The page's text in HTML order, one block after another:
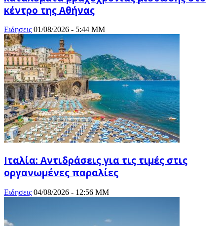
κέντρο της Αθήνας
Ειδησεις 01/08/2026 - 5:44 ΜΜ
Ιταλία: Αντιδράσεις για τις τιμές στις
οργανωμένες παραλίες
Ειδησεις 04/08/2026 - 12:56 ΜΜ